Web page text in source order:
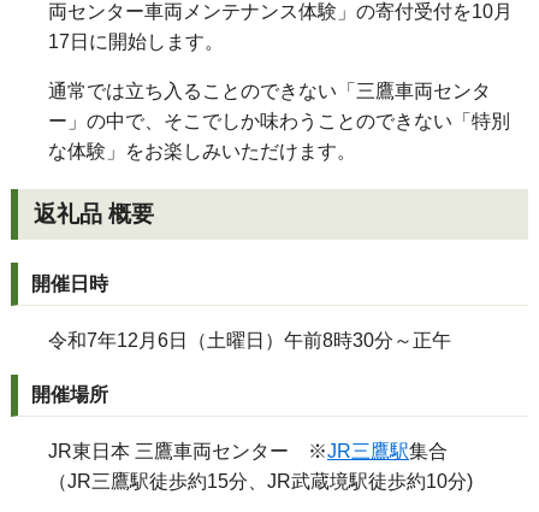
両センター車両メンテナンス体験」の寄付受付を10月
17日 に 開始します。
通常では立ち入ることのできない「三鷹車両センタ
ー」 の中で 、そこ でしか味わうことのできない「特別
な体験」をお楽しみいただけます。
返礼品 概要
開催日時
令和7年12月6日（土曜日）午前8時30分～正午
開催場所
JR東日本 三鷹車両センター ※JR三鷹駅集合
（JR三鷹駅徒歩約15分、 JR武蔵境駅徒歩約10分)